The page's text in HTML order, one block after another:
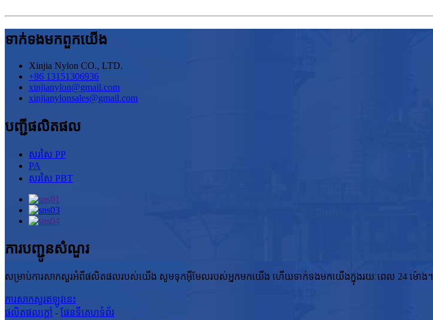
ទាក់ទង​មក​ពួក​យើង
Xinjia Nylon CO., LTD.
+86 13151306936
xinjianylon@gmail.com
xinjianylonsales@gmail.com
បញ្ជីផលិតផល
សរសៃ PP
PA
សរសៃ PBT
ការបញ្ជូនសំណួរ
សម្រាប់ការសាកសួរអំពីផលិតផលរបស់យើង សូមទុកអ៊ីមែលរបស់អ្នកមកយើង ហើយទាក់ទងមកយើងក្នុងរយៈពេល 24 ម៉ោង។
ការសាកសួរឥឡូវនេះ
ផលិតផលក្តៅ - ផែនទីគេហទំព័រ